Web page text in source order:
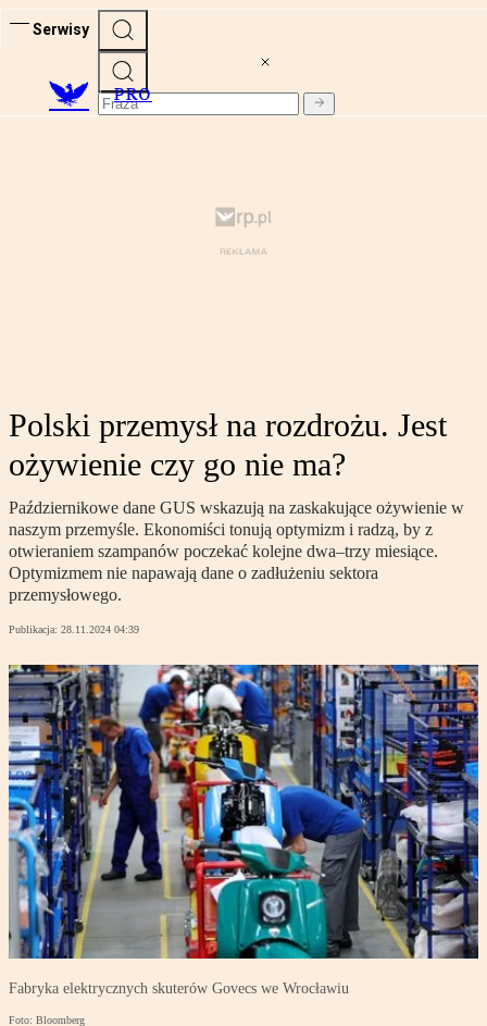
Serwisy
PRO
Polski przemysł na rozdrożu. Jest
ożywienie czy go nie ma?
Październikowe dane GUS wskazują na zaskakujące ożywienie w
naszym przemyśle. Ekonomiści tonują optymizm i radzą, by z
otwieraniem szampanów poczekać kolejne dwa–trzy miesiące.
Optymizmem nie napawają dane o zadłużeniu sektora
przemysłowego.
Publikacja: 28.11.2024 04:39
Fabryka elektrycznych skuterów Govecs we Wrocławiu
Foto: Bloomberg